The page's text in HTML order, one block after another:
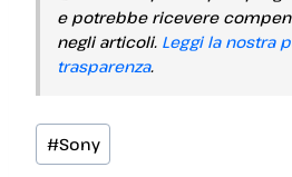
e potrebbe ricevere
negli articoli. Leggi la nostra
trasparenza.
Tag
articolo:
#Sony